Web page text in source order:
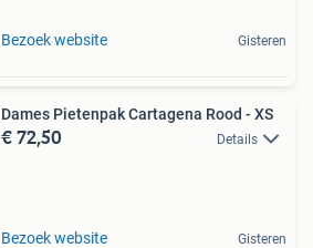
Bezoek website Gisteren
Dames Pietenpak Cartagena Rood - XS
€ 72,50 Details
Bezoek website Gisteren